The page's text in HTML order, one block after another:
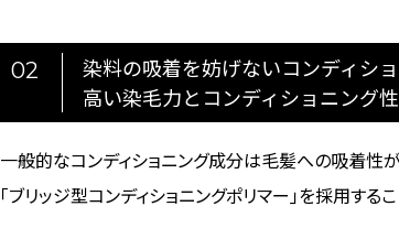
02
染料の吸着を妨げないコンディシ
高い染毛力とコンディショニング
一般的なコンディショニング成分は毛髪への吸着性
｢ブリッジ型コンディショニングポリマー｣を採用す